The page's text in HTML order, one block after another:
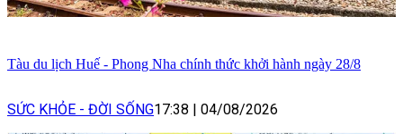
Tàu du lịch Huế - Phong Nha chính thức khởi hành ngày 28/8
SỨC KHỎE - ĐỜI SỐNG17:38 04/08/2026